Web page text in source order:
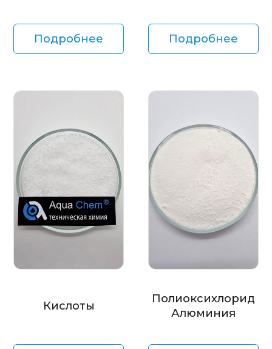
Подробнее Подробнее
Кислоты
Полиоксихлорид
Алюминия